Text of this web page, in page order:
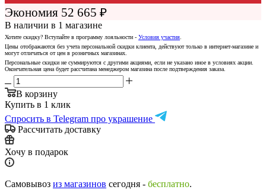
Экономия 52 665 ₽
В наличии в 1 магазине
Хотите скидку? Вступайте в программу лояльности - Условия участия
Цены отображаются без учета персональной скидки клиента, действуют только в интернет-магазине и
могут отличаться от цен в розничных магазинах.
Персональные скидки не суммируются с другими акциями, если не указано иное в условиях акции.
Окончательная цена будет рассчитана менеджером магазина после подтверждения заказа.
В корзину
Купить в 1 клик
Спросить в Telegram про украшение
Рассчитать доставку
Хочу в подарок
Самовывоз из магазинов сегодня - бесплатно.